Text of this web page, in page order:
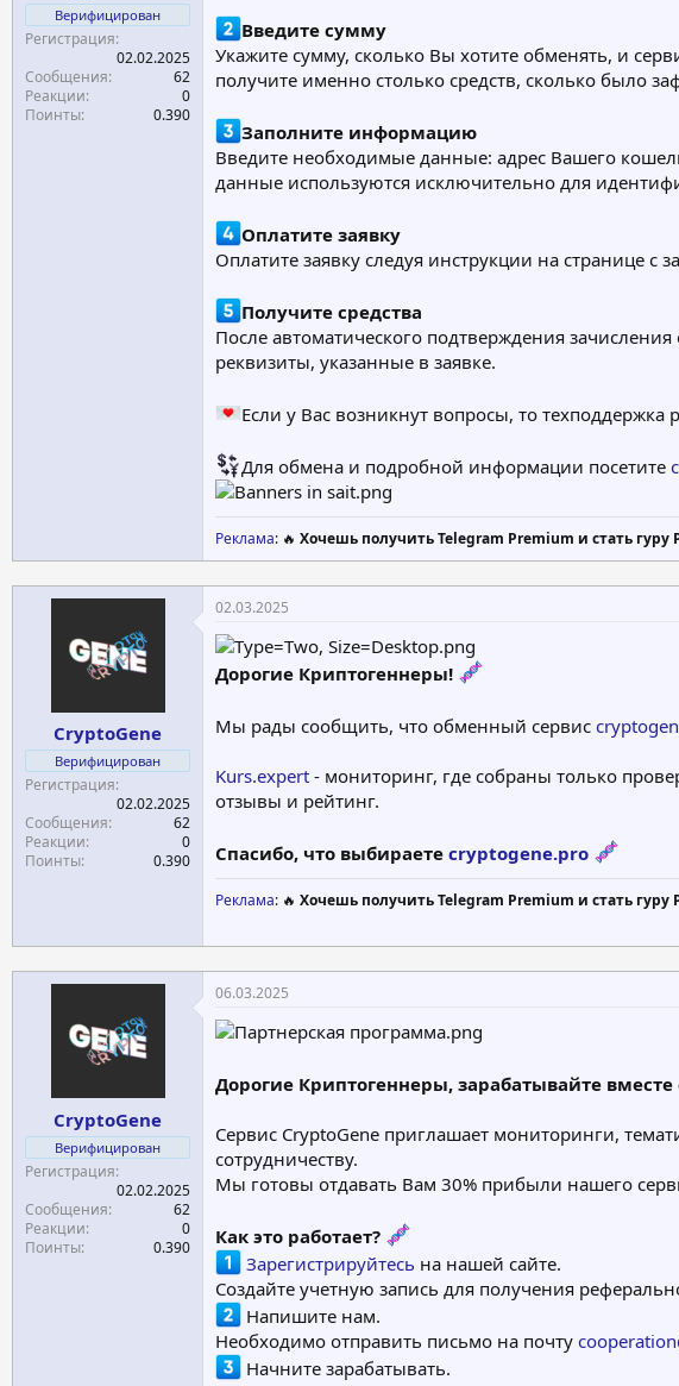
Верифицирован
Регистрация
02.02.2025
Сообщения
62
Реакции
0
Поинты
0.390
Введите сумму
Укажите сумму, сколько Вы хотите обменять, и
получите именно столько средств, сколько было
Заполните информацию
Введите необходимые данные: адрес Вашего
данные используются исключительно для
Оплатите заявку
Оплатите заявку следуя инструкции на странице с
Получите средства
После автоматического подтверждения
реквизиты, указанные в заявке.
Если у Вас возникнут вопросы, то
Для обмена и подробной информации посетите
Реклама: 🔥 Хочешь получить Telegram Premium и стать гуру
CryptoGene
Верифицирован
Регистрация
02.02.2025
Сообщения
62
Реакции
0
Поинты
0.390
02.03.2025
Дорогие Криптогеннеры!
Мы рады сообщить, что обменный сервис
Kurs.expert - мониторинг, где собраны только
отзывы и рейтинг.
Спасибо, что выбираете cryptogene.pro
Реклама: 🔥 Хочешь получить Telegram Premium и стать гуру
CryptoGene
Верифицирован
Регистрация
02.02.2025
Сообщения
62
Реакции
0
Поинты
0.390
06.03.2025
Дорогие Криптогеннеры, зарабатывайте вместе
Сервис CryptoGene приглашает мониторинги,
сотрудничеству.
Мы готовы отдавать Вам 30% прибыли нашего
Как это работает?
Зарегистрируйтесь на нашей сайте.
Создайте учетную запись для получения
Напишите нам.
Необходимо отправить письмо на почту
Начните зарабатывать.